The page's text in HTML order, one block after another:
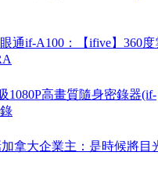
通if-A100：【ifive】360
1080P高畫質隨身密錄器(if-
拿大企業主：是時候將目